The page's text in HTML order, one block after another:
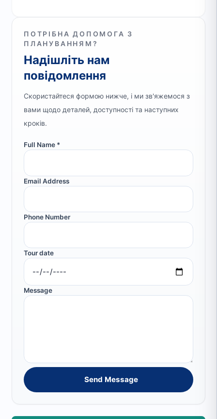
ПОТРІБНА ДОПОМОГА З
ПЛАНУВАННЯМ?
Надішліть нам
повідомлення
Скористайтеся формою нижче, і ми зв'яжемося з
вами щодо деталей, доступності та наступних
кроків.
Full Name *
Email Address
Phone Number
Tour date
Message
Send Message